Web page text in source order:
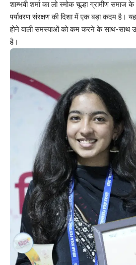
शाम्भवी शर्मा का लो स्मोक चूल्हा ग्रामीण समाज
पर्यावरण संरक्षण की दिशा में एक बड़ा कदम है।
होने वाली समस्याओं को कम करने के साथ-साथ
है।